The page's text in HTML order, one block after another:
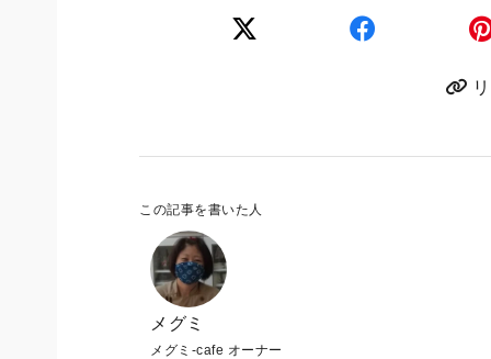
この記事を書いた人
メグミ
メグミ-cafe オーナー